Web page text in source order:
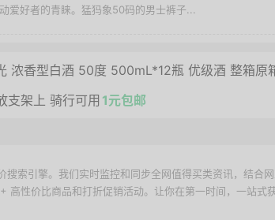
爱好者的青睐。猛犸象50码的男士裤子...
浓香型白酒 50度 500mL*12瓶 优级酒 整箱原
支架上 骑行可用 1元包邮
索引擎。我们实时监控和同步全网值得买类资讯，结合
高性价比商品和打折促销活动。让你在第一时间，一站式